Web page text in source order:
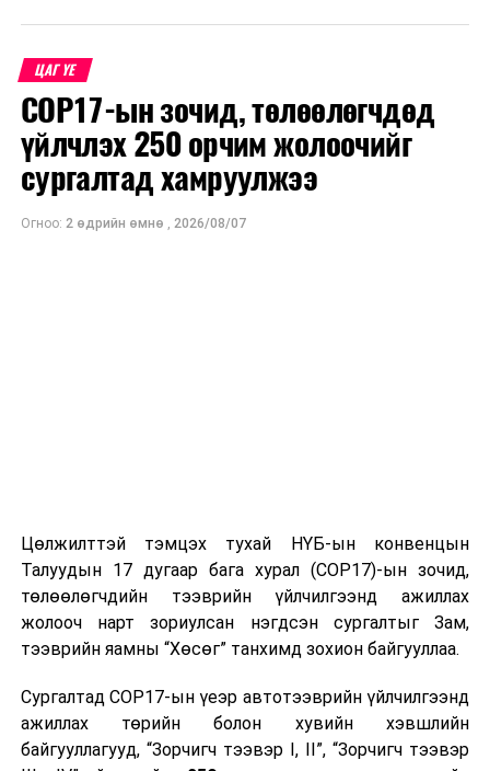
ЦАГ ҮЕ
COP17-ын зочид, төлөөлөгчдөд
үйлчлэх 250 орчим жолоочийг
сургалтад хамруулжээ
Огноо: 2 өдрийн өмнө , 2026/08/07
Цөлжилттэй тэмцэх тухай НҮБ-ын конвенцын
Талуудын 17 дугаар бага хурал (COP17)-ын зочид,
төлөөлөгчдийн тээврийн үйлчилгээнд ажиллах
жолооч нарт зориулсан нэгдсэн сургалтыг Зам,
тээврийн яамны “Хөсөг” танхимд зохион байгууллаа.
Сургалтад COP17-ын үеэр автотээврийн үйлчилгээнд
ажиллах төрийн болон хувийн хэвшлийн
байгууллагууд, “Зорчигч тээвэр I, II”, “Зорчигч тээвэр